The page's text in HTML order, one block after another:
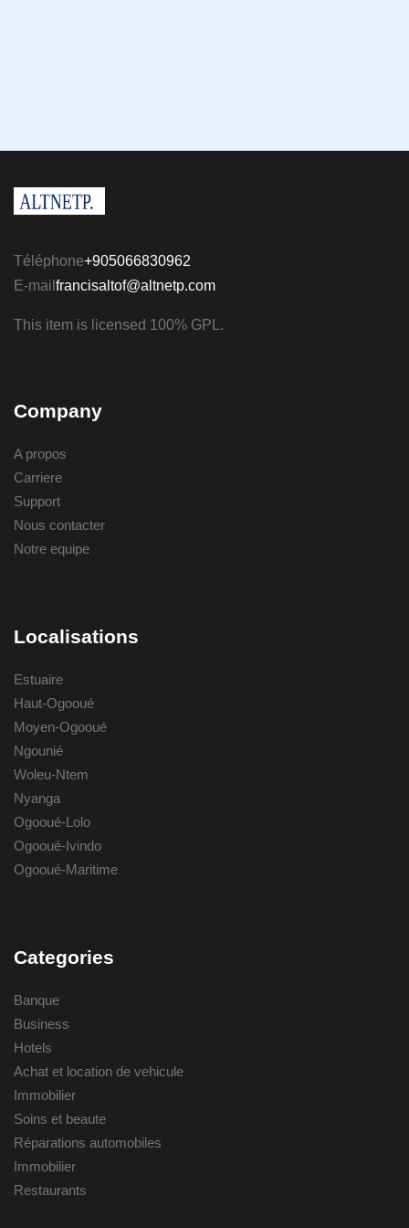
Téléphone+905066830962
E-mail francisaltof@altnetp.com
This item is licensed 100% GPL.
Company
A propos
Carriere
Support
Nous contacter
Notre equipe
Localisations
Estuaire
Haut-Ogooué
Moyen-Ogooué
Ngounié
Woleu-Ntem
Nyanga
Ogooué-Lolo
Ogooué-Ivindo
Ogooué-Maritime
Categories
Banque
Business
Hotels
Achat et location de vehicule
Immobilier
Soins et beaute
Réparations automobiles
Immobilier
Restaurants